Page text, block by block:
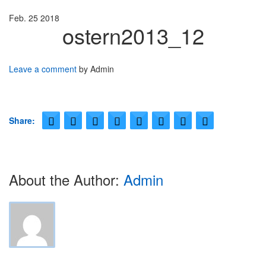
Kultur Club
Veranstaltungen
Ukrainische griechisch-katholische Kirche in Neu-Ulm
Gottesdienste
Gallerie
Feb. 25 2018
ostern2013_12
Leave a comment by Admin
Share:
About the Author: Admin